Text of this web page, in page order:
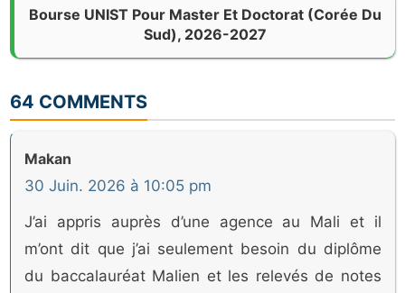
Bourse UNIST Pour Master Et Doctorat (Corée Du
Sud), 2026-2027
64 COMMENTS
Makan
30 Juin. 2026 à 10:05 pm
J’ai appris auprès d’une agence au Mali et il
m’ont dit que j’ai seulement besoin du diplôme
du baccalauréat Malien et les relevés de notes